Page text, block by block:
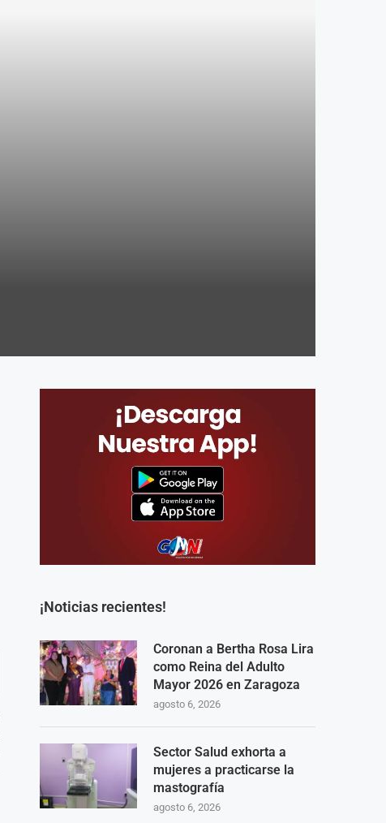
¡Noticias recientes!
Coronan a Bertha Rosa Lira
como Reina del Adulto
Mayor 2026 en Zaragoza
agosto 6, 2026
Sector Salud exhorta a
mujeres a practicarse la
mastografía
agosto 6, 2026